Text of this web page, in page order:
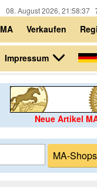
08. August 2026, 21:58:37
Verkaufen
Impressum
Neue Artikel